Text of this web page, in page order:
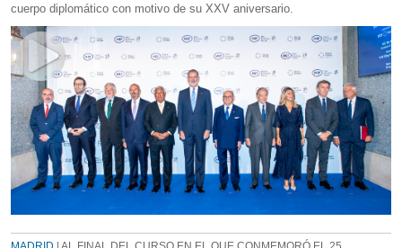
cuerpo diplomático con motivo de su XXV aniversario.